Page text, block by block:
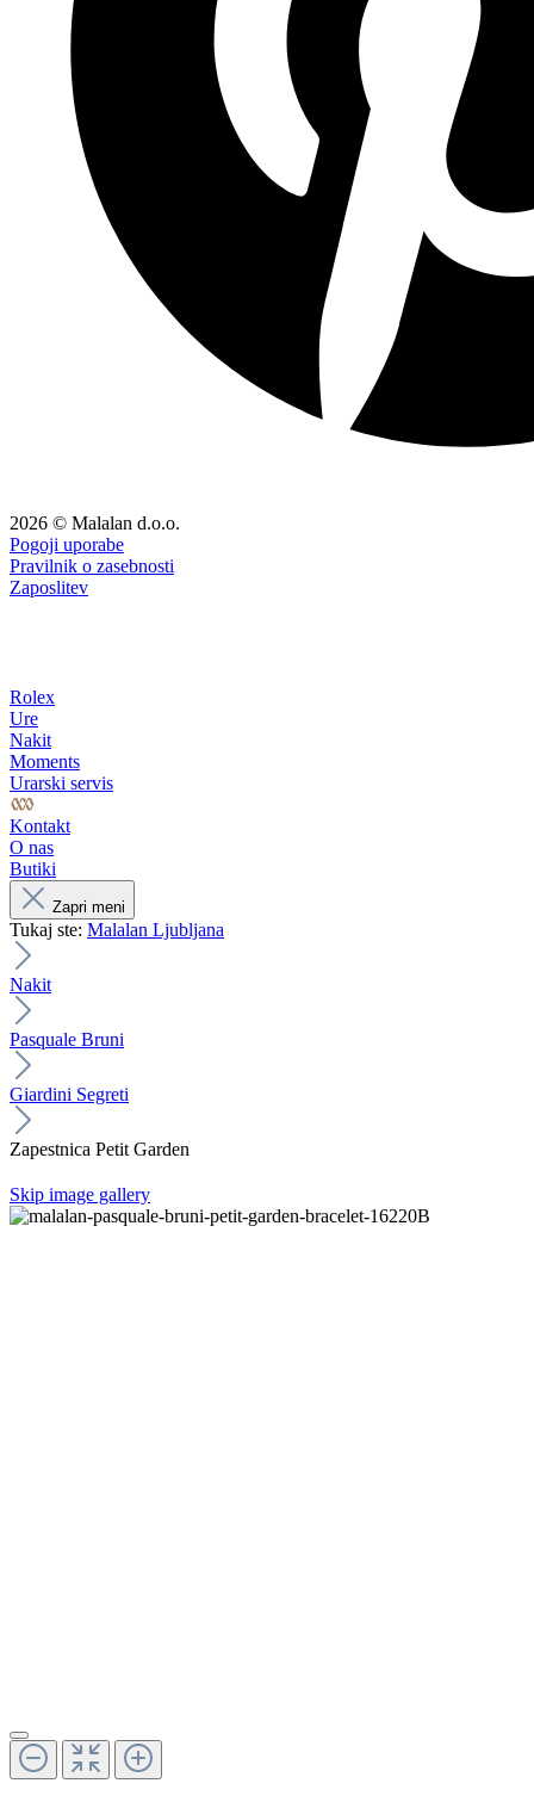
2026 © Malalan d.o.o.
Pogoji uporabe
Pravilnik o zasebnosti
Zaposlitev
Rolex
Ure
Nakit
Moments
Urarski servis
Kontakt
O nas
Butiki
Zapri meni
Tukaj ste: Malalan Ljubljana
Nakit
Pasquale Bruni
Giardini Segreti
Zapestnica Petit Garden
Skip image gallery